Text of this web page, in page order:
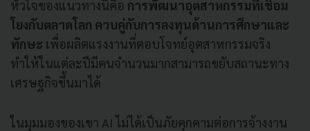
หัวใจของแนวทางนี้คือ การพัฒนาอุตสาหกรรมที่เชื่อม
โยงกับตลาดโลก ควบคู่กับการลงทุนด้านการศึกษาและ
ทักษะ เพื่อผลิตแรงงานที่ตอบโจทย์อุตสาหกรรมจริง
ทำให้ในแต่ละปีมีคนจำนวนมากสามารถขยับสถานะทาง
เศรษฐกิจขึ้นมาได้
ในมุมมองของเขา AI ไม่ได้เป็นภัยคุกคามต่อการจ้างงาน